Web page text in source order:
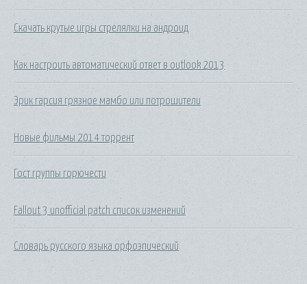
Скачать крутые игры стрелялки на андроид
Как настроить автоматический ответ в outlook 2013
Эрик гарсия грязное мамбо или потрошители
Новые фильмы 2014 торрент
Гост группы горючести
Fallout 3 unofficial patch список изменений
Словарь русского языка орфоэпический